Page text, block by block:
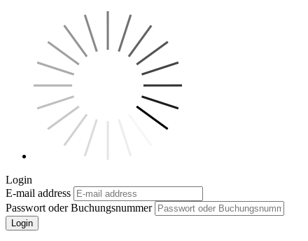
Login
E-mail address
Passwort oder Buchungsnummer
Login